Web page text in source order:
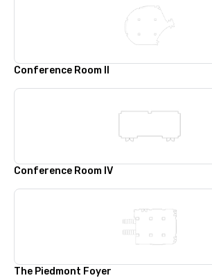
Conference Room II
Conference Room IV
The Piedmont Foyer